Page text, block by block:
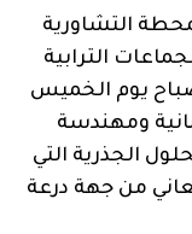
التشاورية
الترابية
يوم الخميس
برلمانية ومهندسة
الجذرية التي
من جهة درعة